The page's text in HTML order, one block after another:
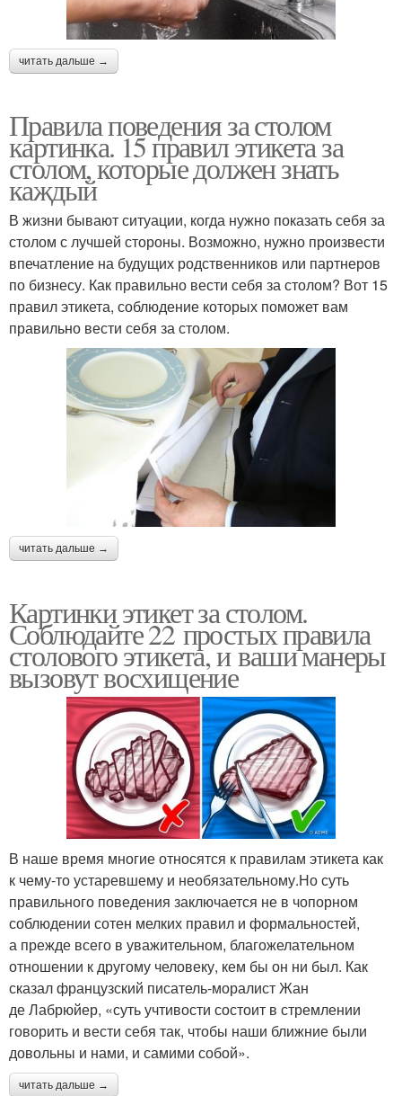
читать дальше →
Правила поведения за столом
картинка. 15 правил этикета за
столом, которые должен знать
каждый
В жизни бывают ситуации, когда нужно показать себя за
столом с лучшей стороны. Возможно, нужно произвести
впечатление на будущих родственников или партнеров
по бизнесу. Как правильно вести себя за столом? Вот 15
правил этикета, соблюдение которых поможет вам
правильно вести себя за столом.
читать дальше →
Картинки этикет за столом.
Соблюдайте 22 простых правила
столового этикета, и ваши манеры
вызовут восхищение
В наше время многие относятся к правилам этикета как
к чему-то устаревшему и необязательному.Но суть
правильного поведения заключается не в чопорном
соблюдении сотен мелких правил и формальностей,
а прежде всего в уважительном, благожелательном
отношении к другому человеку, кем бы он ни был. Как
сказал французский писатель-моралист Жан
де Лабрюйер, «суть учтивости состоит в стремлении
говорить и вести себя так, чтобы наши ближние были
довольны и нами, и самими собой».
читать дальше →